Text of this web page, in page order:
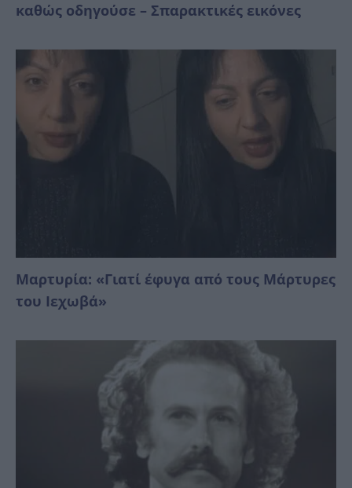
καθώς οδηγούσε – Σπαρακτικές εικόνες
Μαρτυρία: «Γιατί έφυγα από τους Μάρτυρες
του Ιεχωβά»